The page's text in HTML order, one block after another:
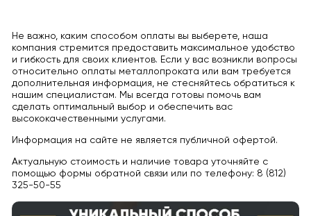
Не важно, каким способом оплаты вы выберете, наша
компания стремится предоставить максимальное удобство
и гибкость для своих клиентов. Если у вас возникли вопросы
относительно оплаты металлопроката или вам требуется
дополнительная информация, не стесняйтесь обратиться к
нашим специалистам. Мы всегда готовы помочь вам
сделать оптимальный выбор и обеспечить вас
высококачественными услугами.
Информация на сайте не является публичной офертой.
Актуальную стоимость и наличие товара уточняйте с
помощью формы обратной связи или по телефону: 8 (812)
325-50-55